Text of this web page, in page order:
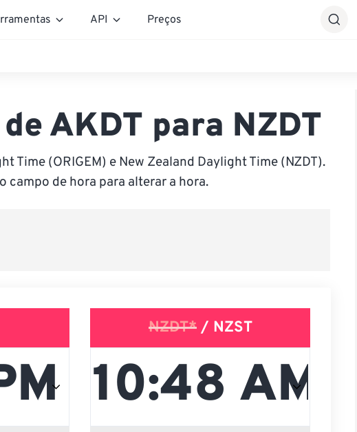
API Preços
AKDT para NZDT
Time (ORIGEM) e New Zealand Daylight Time (NZDT).
campo de hora para alterar a hora.
NZDT*/ NZST